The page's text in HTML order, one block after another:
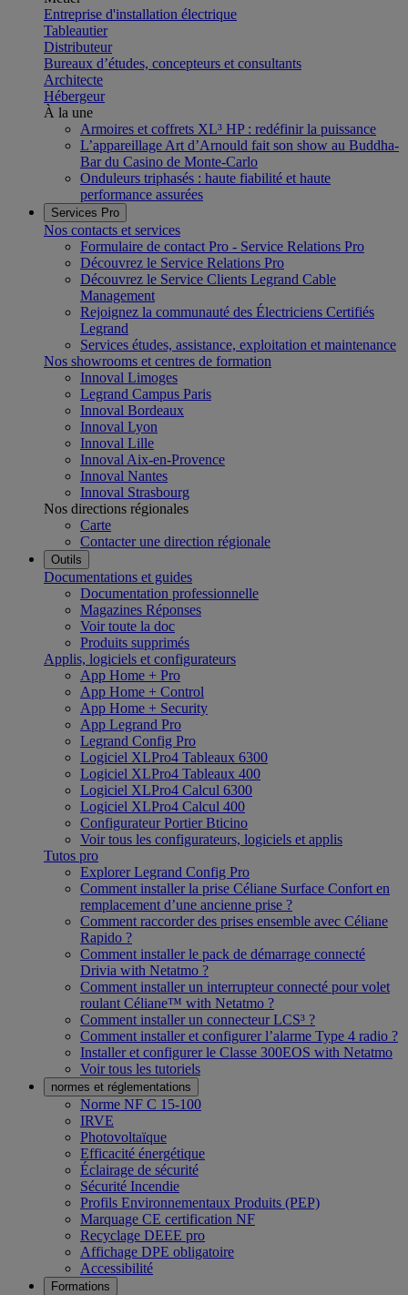
Entreprise d'installation électrique
Tableautier
Distributeur
Bureaux d’études, concepteurs et consultants
Architecte
Hébergeur
À la une
Armoires et coffrets XL³ HP : redéfinir la puissance
L’appareillage Art d’Arnould fait son show au Buddha-
Bar du Casino de Monte-Carlo
Onduleurs triphasés : haute fiabilité et haute
performance assurées
Services Pro
Nos contacts et services
Formulaire de contact Pro - Service Relations Pro
Découvrez le Service Relations Pro
Découvrez le Service Clients Legrand Cable
Management
Rejoignez la communauté des Électriciens Certifiés
Legrand
Services études, assistance, exploitation et maintenance
Nos showrooms et centres de formation
Innoval Limoges
Legrand Campus Paris
Innoval Bordeaux
Innoval Lyon
Innoval Lille
Innoval Aix-en-Provence
Innoval Nantes
Innoval Strasbourg
Nos directions régionales
Carte
Contacter une direction régionale
Outils
Documentations et guides
Documentation professionnelle
Magazines Réponses
Voir toute la doc
Produits supprimés
Applis, logiciels et configurateurs
App Home + Pro
App Home + Control
App Home + Security
App Legrand Pro
Legrand Config Pro
Logiciel XLPro4 Tableaux 6300
Logiciel XLPro4 Tableaux 400
Logiciel XLPro4 Calcul 6300
Logiciel XLPro4 Calcul 400
Configurateur Portier Bticino
Voir tous les configurateurs, logiciels et applis
Tutos pro
Explorer Legrand Config Pro
Comment installer la prise Céliane Surface Confort en
remplacement d’une ancienne prise ?
Comment raccorder des prises ensemble avec Céliane
Rapido ?
Comment installer le pack de démarrage connecté
Drivia with Netatmo ?
Comment installer un interrupteur connecté pour volet
roulant Céliane™ with Netatmo ?
Comment installer un connecteur LCS³ ?
Comment installer et configurer l’alarme Type 4 radio ?
Installer et configurer le Classe 300EOS with Netatmo
Voir tous les tutoriels
normes et réglementations
Norme NF C 15-100
IRVE
Photovoltaïque
Efficacité énergétique
Éclairage de sécurité
Sécurité Incendie
Profils Environnementaux Produits (PEP)
Marquage CE certification NF
Recyclage DEEE pro
Affichage DPE obligatoire
Accessibilité
Formations